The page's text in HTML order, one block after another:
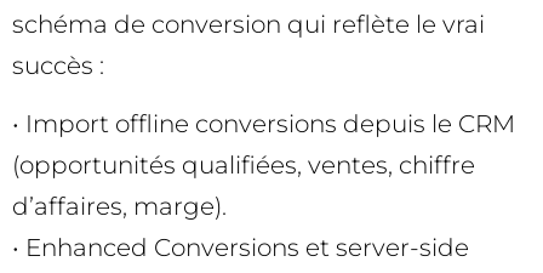
schéma de conversion qui reflète le vrai
succès :
• Import offline conversions depuis le CRM
(opportunités qualifiées, ventes, chiffre
d’affaires, marge).
• Enhanced Conversions et server-side